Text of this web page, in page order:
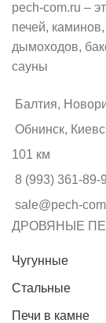
pech-com.ru –
печей,
дымоходов,
сауны
Балтия,
Обнинск,
101 км
8 (993) 361-89-
sale@pech-
ДРОВЯНЫЕ
Чугунные
Стальные
Печи в камне